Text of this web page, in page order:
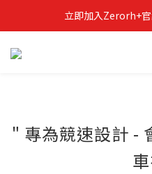
立即加入Zerorh+
立即加入Zerorh+
Zerorh+期間限定優惠全館
" 專為競速設計 -